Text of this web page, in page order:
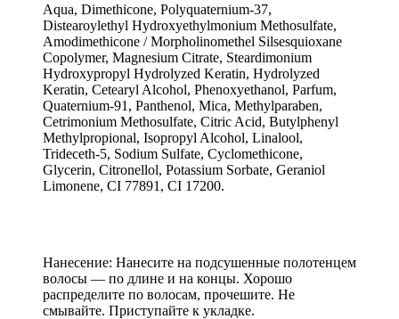
Aqua, Dimethicone, Polyquaternium-37,
Distearoylethyl Hydroxyethylmonium Methosulfate,
Amodimethicone / Morpholinomethel Silsesquioxane
Copolymer, Magnesium Citrate, Steardimonium
Hydroxypropyl Hydrolyzed Keratin, Hydrolyzed
Keratin, Cetearyl Alcohol, Phenoxyethanol, Parfum,
Quaternium-91, Panthenol, Mica, Methylparaben,
Cetrimonium Methosulfate, Citric Acid, Butylphenyl
Methylpropional, Isopropyl Alcohol, Linalool,
Trideceth-5, Sodium Sulfate, Cyclomethicone,
Glycerin, Citronellol, Potassium Sorbate, Geraniol
Limonene, CI 77891, CI 17200.
Нанесение: Нанесите на подсушенные полотенцем
волосы — по длине и на концы. Хорошо
распределите по волосам, прочешите. Не
смывайте. Приступайте к укладке.